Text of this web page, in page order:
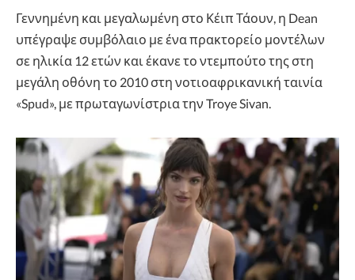
Γεννημένη και μεγαλωμένη στο Κέιπ Τάουν, η Dean
υπέγραψε συμβόλαιο με ένα πρακτορείο μοντέλων
σε ηλικία 12 ετών και έκανε το ντεμπούτο της στη
μεγάλη οθόνη το 2010 στη νοτιοαφρικανική ταινία
«Spud», με πρωταγωνίστρια την Troye Sivan.